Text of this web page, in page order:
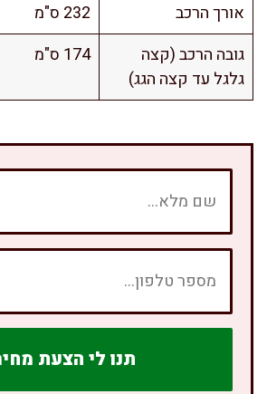
אורך הרכב
232 ס"מ
גובה הרכב (קצה
גלגל עד קצה הגג)
174 ס"מ